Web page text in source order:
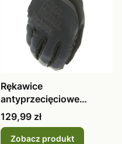
Rękawice
antyprzecięciowe
Mechanix Wear FastFit
Covert FFTAB-X55
Cena
129,99 zł
Zobacz produkt